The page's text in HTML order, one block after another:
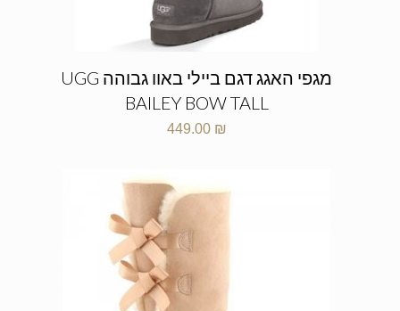
מגפי האגג דגם ביילי באוו גבוהה UGG
BAILEY BOW TALL
449.00 ₪